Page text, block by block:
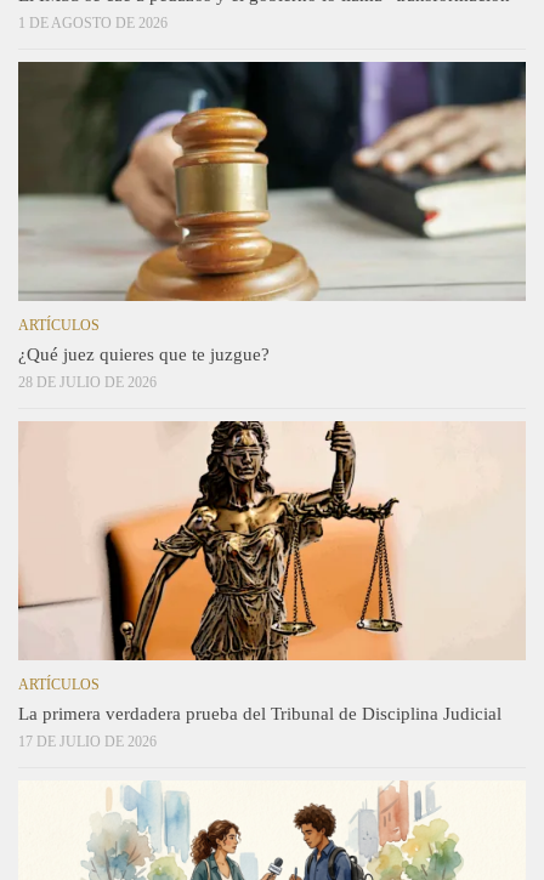
1 DE AGOSTO DE 2026
ARTÍCULOS
¿Qué juez quieres que te juzgue?
28 DE JULIO DE 2026
ARTÍCULOS
La primera verdadera prueba del Tribunal de Disciplina Judicial
17 DE JULIO DE 2026